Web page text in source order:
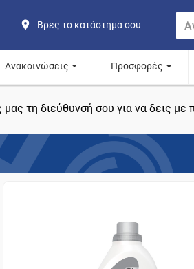
Βρες το κατάστημά σου
Ανακοινώσεις Προσφορές
μας τη διεύθυνσή σου για να δεις